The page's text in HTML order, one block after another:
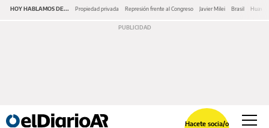
HOY HABLAMOS DE... Propiedad privada Represión frente al Congreso Javier Milei Brasil Huawei
Hacete socia/o